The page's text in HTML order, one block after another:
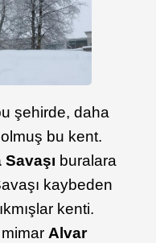
şehirde, daha
bu kent.
buralara
kaybeden
kenti.
Alvar